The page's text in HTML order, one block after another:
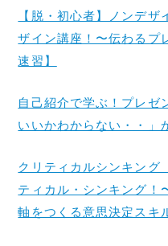
【脱・初心者】ノンデ
ザイン講座！〜伝わるプ
速習】
自己紹介で学ぶ！プレゼ
いいかわからない・・」
クリティカルシンキング
ティカル・シンキング！
軸をつくる意思決定スキ